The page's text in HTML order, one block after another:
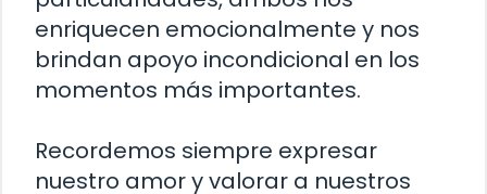
enriquecen emocionalmente y nos
brindan apoyo incondicional en los
momentos más importantes.
Recordemos siempre expresar
nuestro amor y valorar a nuestros